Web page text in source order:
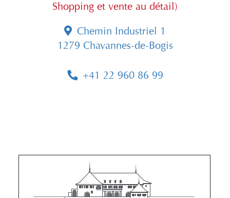
Shopping et vente au détail)
Chemin Industriel 1
1279 Chavannes-de-Bogis
+41 22 960 86 99